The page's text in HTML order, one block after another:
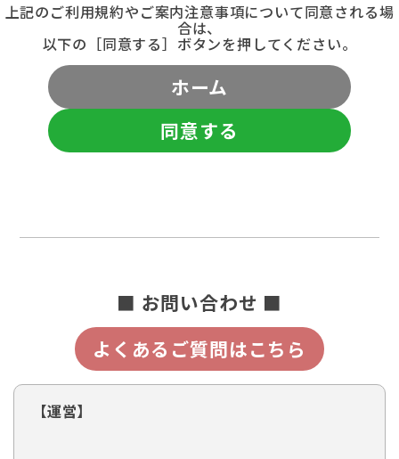
上記のご利用規約やご案内注意事項について同意される場
合は、
以下の［同意する］ボタンを押してください。
ホーム
同意する
■ お問い合わせ ■
よくあるご質問はこちら
【運営】